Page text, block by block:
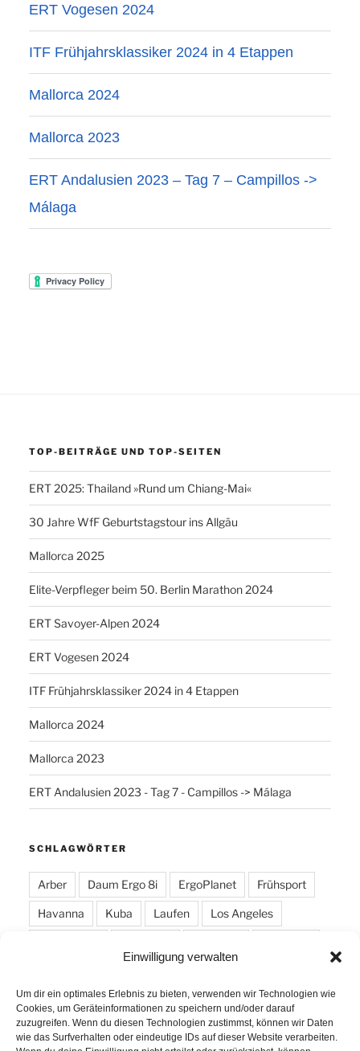
Einwilligung verwalten
Um dir ein optimales Erlebnis zu bieten, verwenden wir Technologien wie
Cookies, um Geräteinformationen zu speichern und/oder darauf
zuzugreifen. Wenn du diesen Technologien zustimmst, können wir Daten
wie das Surfverhalten oder eindeutige IDs auf dieser Website verarbeiten.
ERT Vogesen 2024
ITF Frühjahrsklassiker 2024 in 4 Etappen
Mallorca 2024
Mallorca 2023
ERT Andalusien 2023 – Tag 7 – Campillos ->
Málaga
TOP-BEITRÄGE UND TOP-SEITEN
ERT 2025: Thailand »Rund um Chiang-Mai«
30 Jahre WfF Geburtstagstour ins Allgäu
Mallorca 2025
Elite-Verpfleger beim 50. Berlin Marathon 2024
ERT Savoyer-Alpen 2024
ERT Vogesen 2024
ITF Frühjahrsklassiker 2024 in 4 Etappen
Mallorca 2024
Mallorca 2023
ERT Andalusien 2023 - Tag 7 - Campillos -> Málaga
SCHLAGWÖRTER
Arber Daum Ergo 8i ErgoPlanet Frühsport
Havanna Kuba Laufen Los Angeles